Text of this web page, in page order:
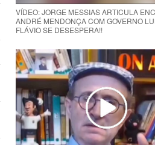
VÍDEO: JORGE MESSIAS ARTICULA
ANDRÉ MENDONÇA COM GOVERNO
FLÁVIO SE DESESPERA!!